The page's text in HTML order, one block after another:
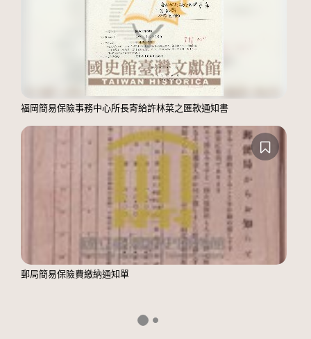
福岡簡易保險事務中心所長寄給許林菜之匯款通知書
郵局簡易保險費繳納通知單